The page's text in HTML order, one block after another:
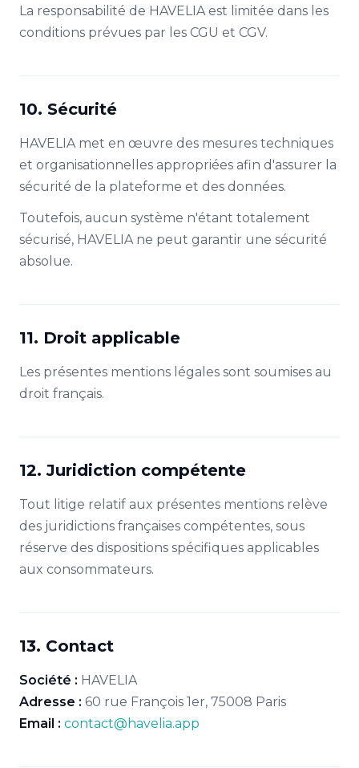
La responsabilité de HAVELIA est limitée dans les
conditions prévues par les CGU et CGV.
10. Sécurité
HAVELIA met en œuvre des mesures techniques
et organisationnelles appropriées afin d'assurer la
sécurité de la plateforme et des données.
Toutefois, aucun système n'étant totalement
sécurisé, HAVELIA ne peut garantir une sécurité
absolue.
11. Droit applicable
Les présentes mentions légales sont soumises au
droit français.
12. Juridiction compétente
Tout litige relatif aux présentes mentions relève
des juridictions françaises compétentes, sous
réserve des dispositions spécifiques applicables
aux consommateurs.
13. Contact
Société : HAVELIA
Adresse : 60 rue François 1er, 75008 Paris
Email : contact@havelia.app